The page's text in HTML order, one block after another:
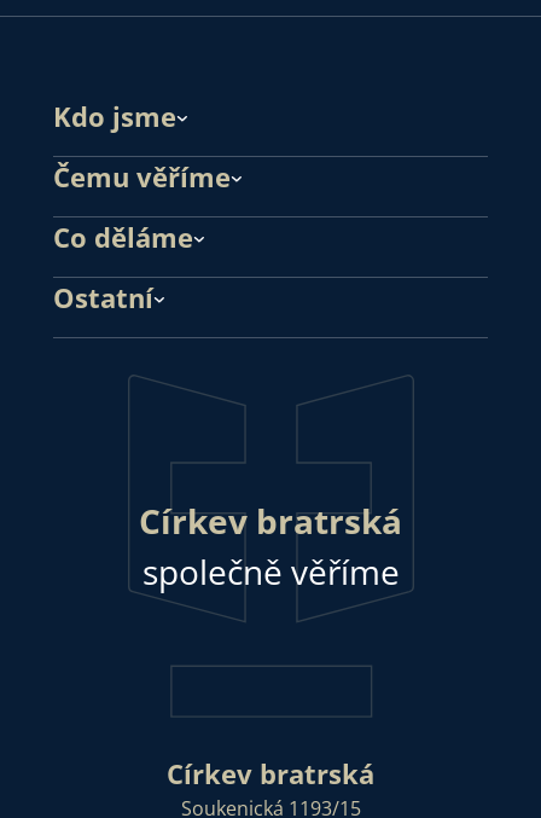
Kdo jsme
Čemu věříme
Co děláme
Ostatní
Církev bratrská
společně věříme
Církev bratrská
Soukenická 1193/15